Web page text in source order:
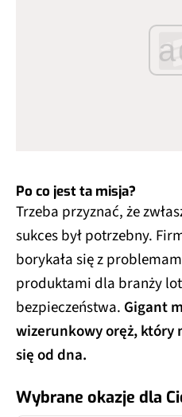
Po co jest ta misja?
Trzeba przyznać, że
sukces był potrzebny.
borykała się z
produktami dla branży
bezpieczeństwa. Gigant
wizerunkowy oręż, który
się od dna.
Wybrane okazje dla